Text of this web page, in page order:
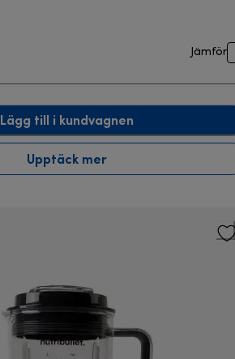
Jämför
Lägg till i kundvagnen
Upptäck mer